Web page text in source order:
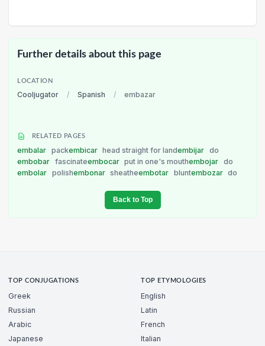
Further details about this page
LOCATION
Cooljugator / Spanish / embazar
RELATED PAGES
embalar packembicar head straight for landembijar do
embobar fascinateembocar put in one's mouthembojar do
embolar polishembonar sheatheembotar bluntembozar do
Back to Top
TOP CONJUGATIONS
Greek
Russian
Arabic
Japanese
TOP ETYMOLOGIES
English
Latin
French
Italian